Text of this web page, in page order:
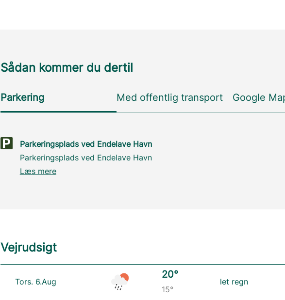
Sådan kommer du dertil
Parkering Med offentlig transport Google
Parkeringsplads ved Endelave Havn
Parkeringsplads ved Endelave Havn
Læs mere
Vejrudsigt
Tors. 6.Aug
20°
15°
let regn